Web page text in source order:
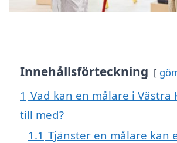
Innehållsförteckning
1 Vad kan en målare i Västra
till med?
1.1 Tjänster en målare kan